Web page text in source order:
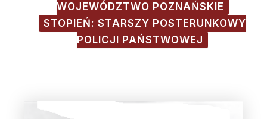
WOJEWÓDZTWO POZNAŃSKIE
STOPIEŃ: STARSZY POSTERUNKOWY
POLICJI PAŃSTWOWEJ